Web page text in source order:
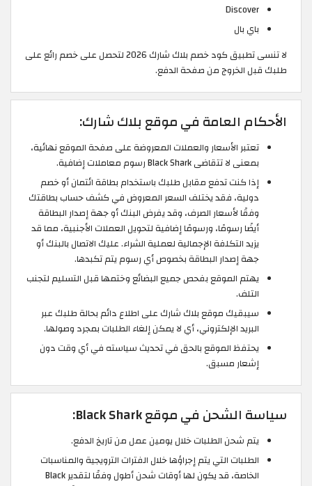
Discover
باي بال
لا تنسى تطبيق كود خصم بلاك شارك 2026 لتحصل على خصم رائع على
طلبك قبل الخروج من صفحة الدفع.
الأحكام العامة في موقع بلاك شارك:
تعتبر الأسعار والعملات المعروضة على صفحة الموقع نهائية،
بمعنى لا تتقاضى Black Shark رسوم معاملات إضافية.
إذا كنت تدفع مقابل طلبك باستخدام بطاقة ائتمان أو خصم
دولية، فقد يختلف السعر المعروض في كشف حساب بطاقتك
وفقًا لأسعار الصرف، وقد يفرض البنك أو جهة إصدار البطاقة
أيضًا رسومًا، ورسومًا إضافية لتحويل العملات الأجنبية، مما قد
يزيد التكلفة الإجمالية لعملية الشراء. عليك الاتصال بالبنك أو
جهة إصدار البطاقة بخصوص أي رسوم يتم تكبدها.
يهتم الموقع بفحص جميع البضائع وختمها قبل التسليم لتجنب
التلف.
سيبقيك موقع بلاك شارك على اطلاع دائم بحالة طلبك عبر
البريد الإلكتروني، أي لا يمكن إلغاء الطلبات بمجرد وصولها.
يحتفظ الموقع بالحق في تحديث سياسته في أي وقت دون
إشعار مسبق.
سياسة الشحن في موقع Black Shark:
يتم شحن الطلبات خلال يومين عمل من تاريخ الدفع.
الطلبات التي يتم إجراؤها خلال الفترات الترويجية والمناسبات
الخاصة، قد يكون لها أوقات شحن أطول وفقًا لتقدير Black